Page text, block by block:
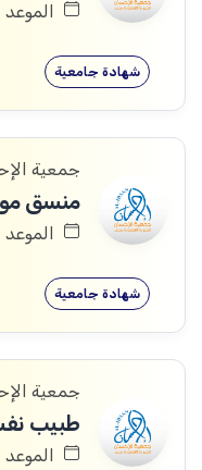
الموعد
شهادة جامعية
جمعية
منسق
الموعد
شهادة جامعية
جمعية
طبيب
الموعد